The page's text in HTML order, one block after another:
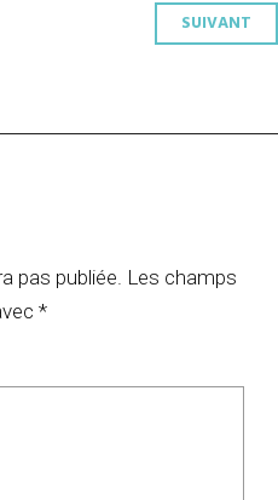
SUIVANT
pas publiée. Les champs
*